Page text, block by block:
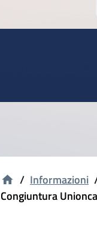
/ Informazioni
Congiuntura